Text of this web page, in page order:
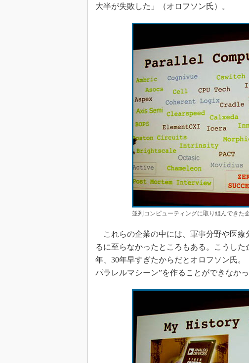
大半が失敗した」（オロフソン氏）。
並列コンピューティングに取り組んできた
これらの企業の中には、軍事分野や医療
るに至らなかったところもある。こうし
年、30年早すぎたからだとオロフソン氏
パラレルマシーン”を作ることができなかっ